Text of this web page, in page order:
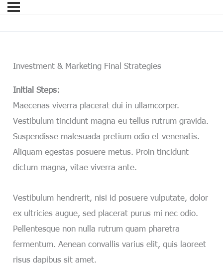
Investment & Marketing Final Strategies
Initial Steps:
Maecenas viverra placerat dui in ullamcorper.
Vestibulum tincidunt magna eu tellus rutrum gravida.
Suspendisse malesuada pretium odio et venenatis.
Aliquam egestas posuere metus. Proin tincidunt
dictum magna, vitae viverra ante.
Vestibulum hendrerit, nisi id posuere vulputate, dolor
ex ultricies augue, sed placerat purus mi nec odio.
Pellentesque non nulla rutrum quam pharetra
fermentum. Aenean convallis varius elit, quis laoreet
risus dapibus sit amet.